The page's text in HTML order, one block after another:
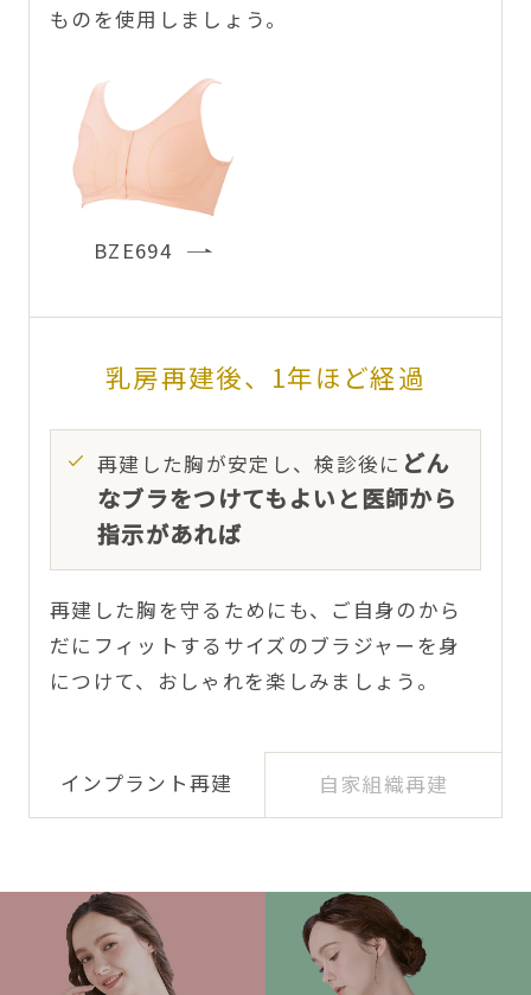
ものを使用しましょう。
BZE694
乳房再建後、1年ほど経過
再建した胸が安定し、検診後に どん
なブラをつけてもよいと医師から
指示があれば
再建した胸を守るためにも、ご自身のから
だにフィットするサイズのブラジャーを身
につけて、おしゃれを楽しみましょう。
インプラント再建 自家組織再建